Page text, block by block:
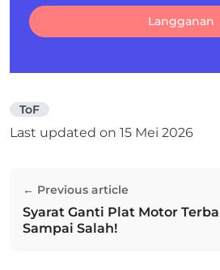
Langganan
ToF
Last updated on 15 Mei 2026
pos← Previous article
Previous post:
Syarat Ganti Plat Motor
Sampai Salah!